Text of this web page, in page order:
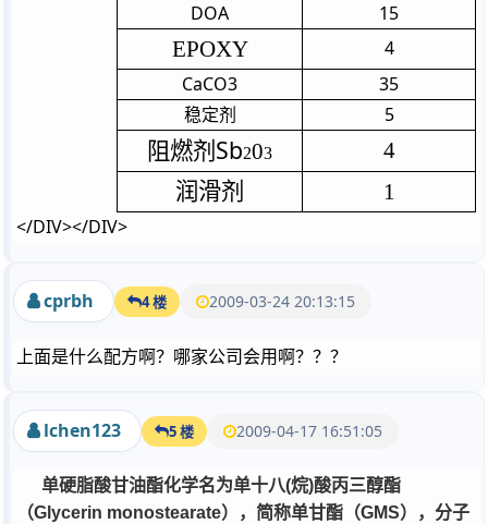
DOA
15
EPOXY
4
CaCO3
35
稳定剂 5
阻燃剂 Sb203
4
润滑剂
1
</DIV></DIV>
cprbh 4 楼 2009-03-24 20:13:15
上面是什么配方啊？哪家公司会用啊？？？
lchen123 5 楼 2009-04-17 16:51:05
单硬脂酸甘油酯化学名为单十八(烷)酸丙三醇酯
（Glycerin monostearate），简称单甘酯（GMS），分子